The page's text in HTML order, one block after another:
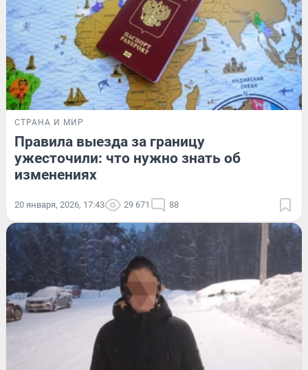
СТРАНА И МИР
Правила выезда за границу
ужесточили: что нужно знать об
изменениях
20 января, 2026, 17:43 29 671 88